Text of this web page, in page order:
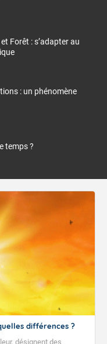
Forêt : s’adapter au
: un phénomène
temps ?
différences ?
désignent des